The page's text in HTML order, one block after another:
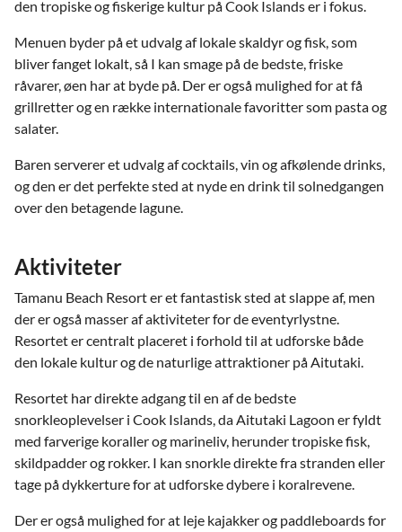
den tropiske og fiskerige kultur på Cook Islands er i fokus.
Menuen byder på et udvalg af lokale skaldyr og fisk, som
bliver fanget lokalt, så I kan smage på de bedste, friske
råvarer, øen har at byde på. Der er også mulighed for at få
grillretter og en række internationale favoritter som pasta og
salater.
Baren serverer et udvalg af cocktails, vin og afkølende drinks,
og den er det perfekte sted at nyde en drink til solnedgangen
over den betagende lagune.
Aktiviteter
Tamanu Beach Resort er et fantastisk sted at slappe af, men
der er også masser af aktiviteter for de eventyrlystne.
Resortet er centralt placeret i forhold til at udforske både
den lokale kultur og de naturlige attraktioner på Aitutaki.
Resortet har direkte adgang til en af de bedste
snorkleoplevelser i Cook Islands, da Aitutaki Lagoon er fyldt
med farverige koraller og marineliv, herunder tropiske fisk,
skildpadder og rokker. I kan snorkle direkte fra stranden eller
tage på dykkerture for at udforske dybere i koralrevene.
Der er også mulighed for at leje kajakker og paddleboards for